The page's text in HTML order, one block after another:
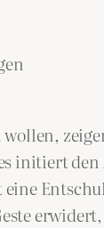
initiert den